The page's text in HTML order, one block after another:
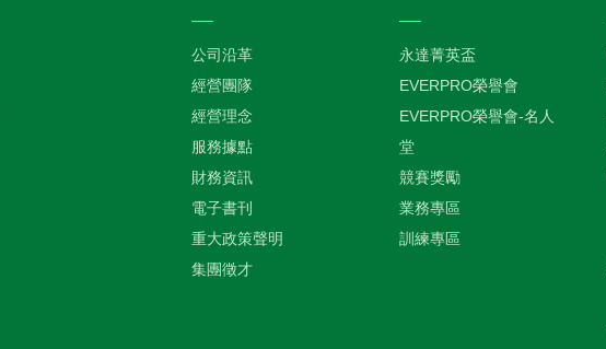
公司沿革
經營團隊
經營理念
服務據點
財務資訊
電子書刊
重大政策聲明
集團徵才
永達菁英盃
EVERPRO榮譽會
EVERPRO榮譽會-名人
堂
競賽獎勵
業務專區
訓練專區